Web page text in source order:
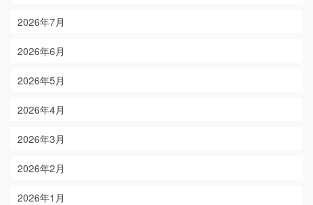
2026年7月
2026年6月
2026年5月
2026年4月
2026年3月
2026年2月
2026年1月